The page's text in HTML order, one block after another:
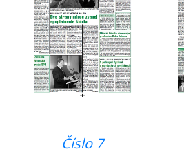
Číslo 7